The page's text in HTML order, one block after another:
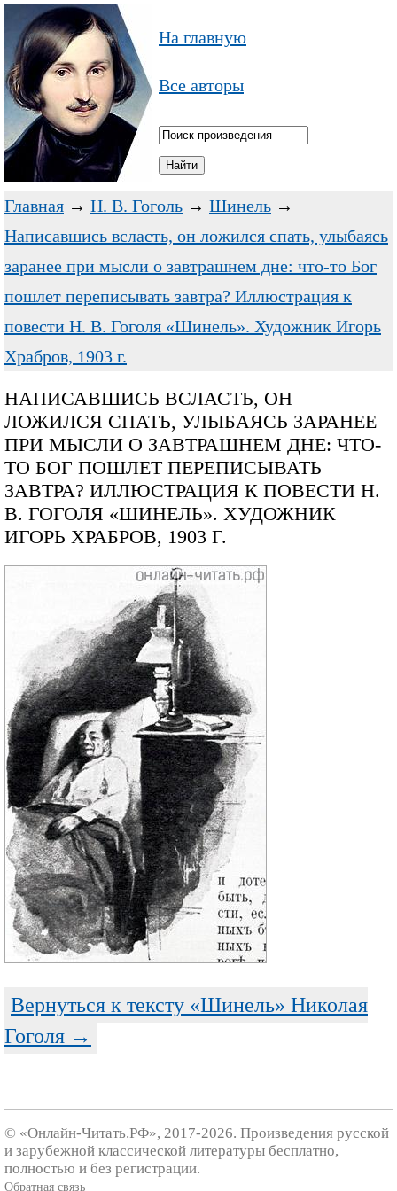
На главную
Все авторы
Главная → Н. В. Гоголь → Шинель →
Написавшись всласть, он ложился спать, улыбаясь
заранее при мысли о завтрашнем дне: что-то Бог
пошлет переписывать завтра? Иллюстрация к
повести Н. В. Гоголя «Шинель». Художник Игорь
Храбров, 1903 г.
НАПИСАВШИСЬ ВСЛАСТЬ, ОН
ЛОЖИЛСЯ СПАТЬ, УЛЫБАЯСЬ ЗАРАНЕЕ
ПРИ МЫСЛИ О ЗАВТРАШНЕМ ДНЕ: ЧТО-
ТО БОГ ПОШЛЕТ ПЕРЕПИСЫВАТЬ
ЗАВТРА? ИЛЛЮСТРАЦИЯ К ПОВЕСТИ Н.
В. ГОГОЛЯ «ШИНЕЛЬ». ХУДОЖНИК
ИГОРЬ ХРАБРОВ, 1903 Г.
Вернуться к тексту «Шинель» Николая
Гоголя →
© «Онлайн-Читать.РФ», 2017-2026. Произведения русской
и зарубежной классической литературы бесплатно,
полностью и без регистрации.
Обратная связь